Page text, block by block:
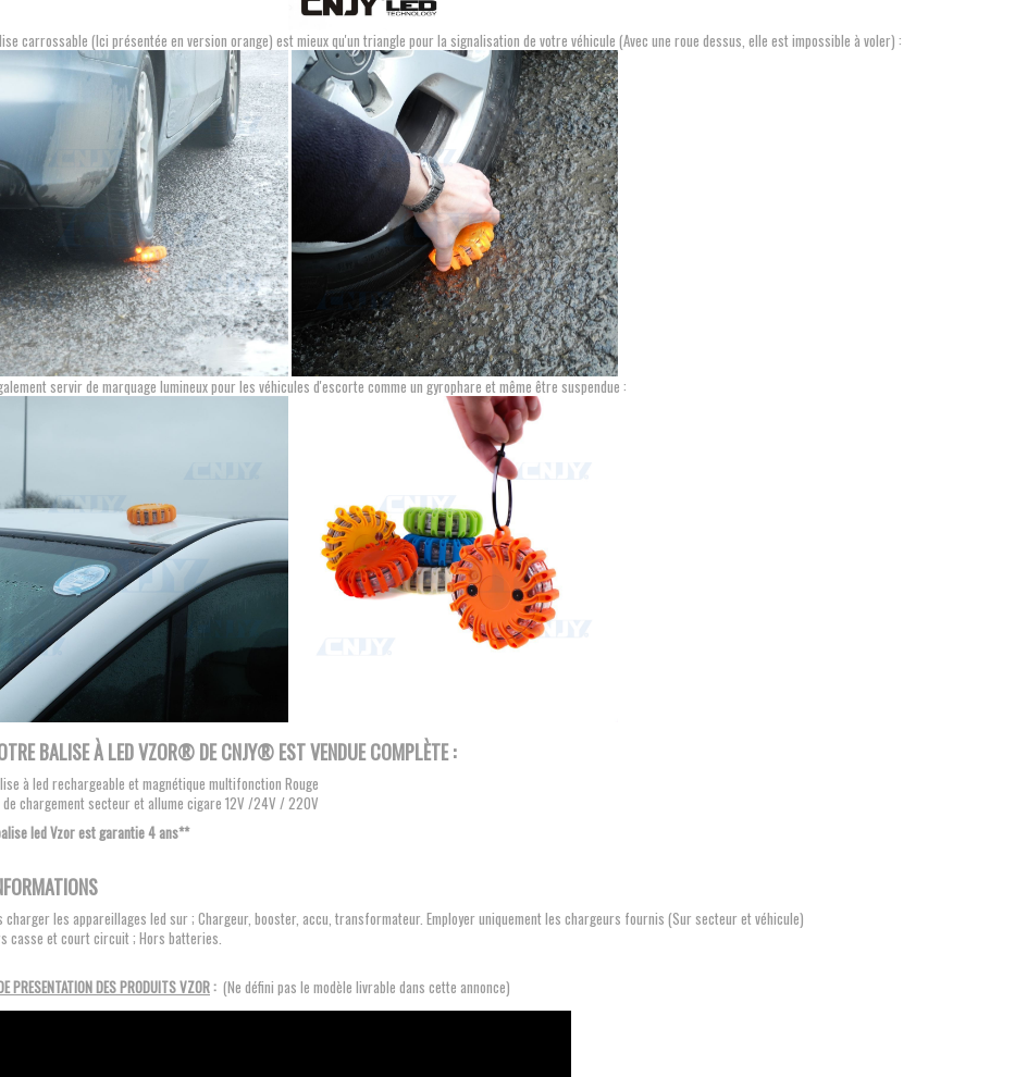
carrossable (Ici présentée en version orange) est mieux qu'un triangle pour la signalisation de votre véhicule (Avec une roue dessus, elle est impossible à voler) :
servir de marquage lumineux pour les véhicules d'escorte comme un gyrophare et même être suspendue :
BALISE À LED VZOR®DE CNJY®EST VENDUE COMPLÈTE :
à led rechargeable et magnétique multifonction Rouge
de chargement secteur et allume cigare 12V /24V / 220V
led Vzor est garantie 4 ans**
charger les appareillages led sur ; Chargeur, booster, accu, transformateur. Employer uniquement les chargeurs fournis (Sur secteur et véhicule)
casse et court circuit ; Hors batteries.
PRESENTATION DES PRODUITS VZOR: (Ne défini pas le modèle livrable dans cette annonce)